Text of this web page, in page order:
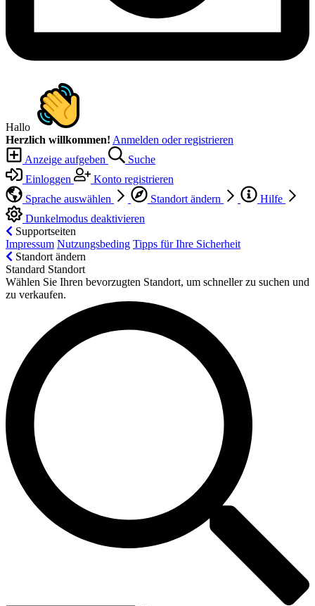
Hallo
Herzlich willkommen! Anmelden oder registrieren
Anzeige aufgeben
Suche
Einloggen
Konto registrieren
Sprache auswählen
Standort ändern
Hilfe
Dunkelmodus deaktivieren
Supportseiten
Impressum Nutzungsbeding Tipps für Ihre Sicherheit
Standort ändern
Standard Standort
Wählen Sie Ihren bevorzugten Standort, um schneller zu suchen und
zu verkaufen.